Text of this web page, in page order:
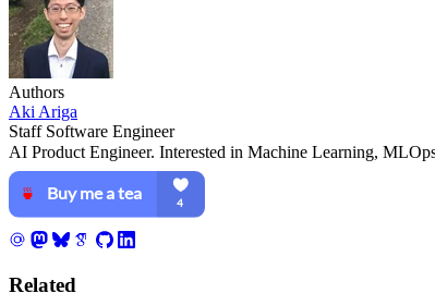
#CookpadTechConf 2016でクックパッドの
2015年を振り返って
2015年に買ってよかった物まとめ
Julia Tokyo #5を開催しました #JuliaTokyo
Machine Learning Casual Talks #4 を開催しま
小さい子供が自分から薬を飲みたくなる「
Juliaの情報を収集しつづけるには
どんな子供も好きになる、「うーやん」を
SympyとJupyter notebookで数式のメモを取ろ
IDCFクラウドの500円サーバーでpodcast
Authors
Aki Ariga
Staff Software Engineer
AI Product Engineer. Interested in Machine Learning,
Related